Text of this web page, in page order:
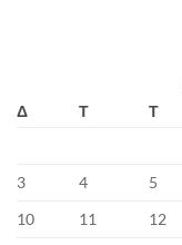
Δ Τ Τ
3
4 5
10
11 12